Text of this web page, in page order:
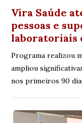
Vira Saúde
pessoas e
laboratoriais
Programa realizou
ampliou
nos primeiros 90